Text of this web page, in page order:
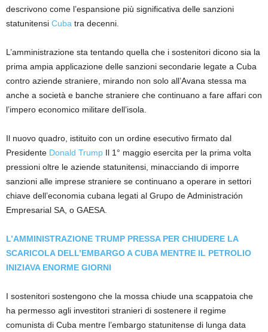
descrivono come l’espansione più significativa delle sanzioni
statunitensi Cuba tra decenni.
L’amministrazione sta tentando quella che i sostenitori dicono sia la
prima ampia applicazione delle sanzioni secondarie legate a Cuba
contro aziende straniere, mirando non solo all’Avana stessa ma
anche a società e banche straniere che continuano a fare affari con
l’impero economico militare dell’isola.
Il nuovo quadro, istituito con un ordine esecutivo firmato dal
Presidente Donald Trump Il 1° maggio esercita per la prima volta
pressioni oltre le aziende statunitensi, minacciando di imporre
sanzioni alle imprese straniere se continuano a operare in settori
chiave dell’economia cubana legati al Grupo de Administración
Empresarial SA, o GAESA.
L’AMMINISTRAZIONE TRUMP PRESSA PER CHIUDERE LA
SCARICOLA DELL’EMBARGO A CUBA MENTRE IL PETROLIO
INIZIAVA ENORME GIORNI
I sostenitori sostengono che la mossa chiude una scappatoia che
ha permesso agli investitori stranieri di sostenere il regime
comunista di Cuba mentre l’embargo statunitense di lunga data